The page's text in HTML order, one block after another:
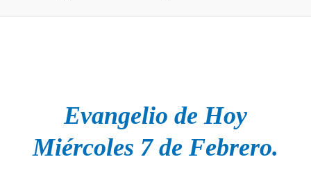
Evangelio de Hoy
Miércoles 7 de Febrero.